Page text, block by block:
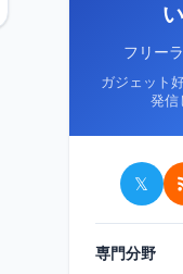
フリー
ガジェット
発信
𝕏
専門分野